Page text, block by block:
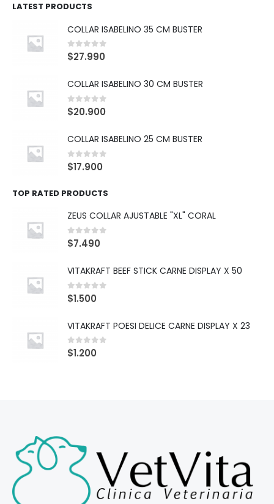
LATEST PRODUCTS
COLLAR ISABELINO 35 CM BUSTER
0out of 5
$27.990
COLLAR ISABELINO 30 CM BUSTER
0out of 5
$20.900
COLLAR ISABELINO 25 CM BUSTER
0out of 5
$17.900
TOP RATED PRODUCTS
ZEUS COLLAR AJUSTABLE "XL" CORAL
0out of 5
$7.490
VITAKRAFT BEEF STICK CARNE DISPLAY X 50
0out of 5
$1.500
VITAKRAFT POESI DELICE CARNE DISPLAY X 23
0out of 5
$1.200